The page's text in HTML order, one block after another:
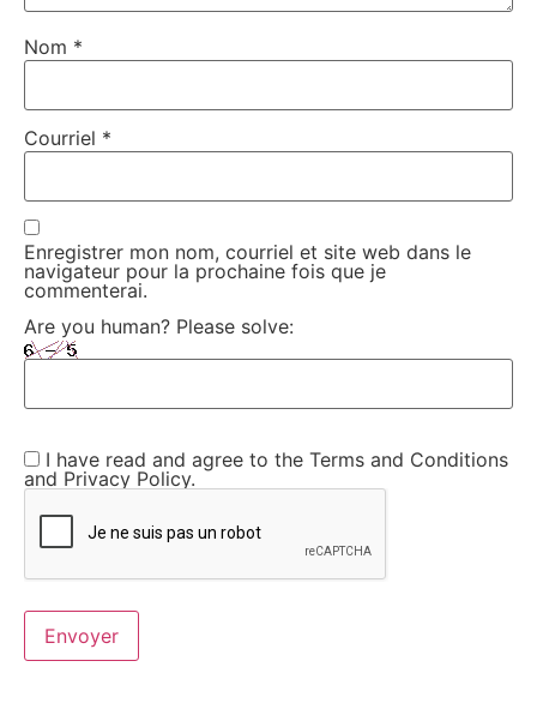
Nom *
Courriel *
Enregistrer mon nom, courriel et site web dans le
navigateur pour la prochaine fois que je
commenterai.
Are you human? Please solve:
I have read and agree to the Terms and Conditions
and Privacy Policy.